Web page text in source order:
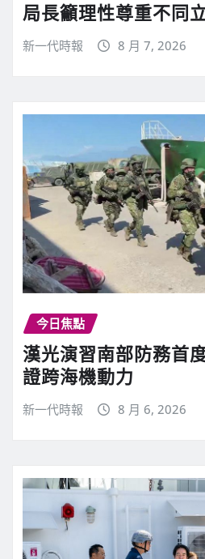
局長籲理性尊重不同
新一代時報 8 月 7, 2026
今日焦點
漢光演習南部防務首
證跨海機動力
新一代時報 8 月 6, 2026